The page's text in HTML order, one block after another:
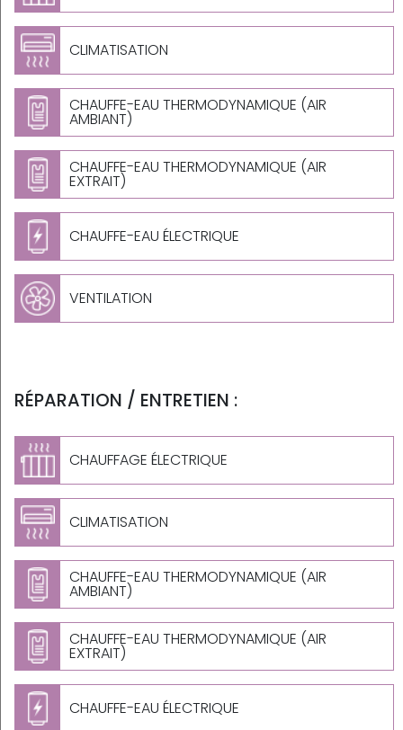
CLIMATISATION
CHAUFFE-EAU THERMODYNAMIQUE (AIR
AMBIANT)
CHAUFFE-EAU THERMODYNAMIQUE (AIR
EXTRAIT)
CHAUFFE-EAU ÉLECTRIQUE
VENTILATION
RÉPARATION / ENTRETIEN :
CHAUFFAGE ÉLECTRIQUE
CLIMATISATION
CHAUFFE-EAU THERMODYNAMIQUE (AIR
AMBIANT)
CHAUFFE-EAU THERMODYNAMIQUE (AIR
EXTRAIT)
CHAUFFE-EAU ÉLECTRIQUE